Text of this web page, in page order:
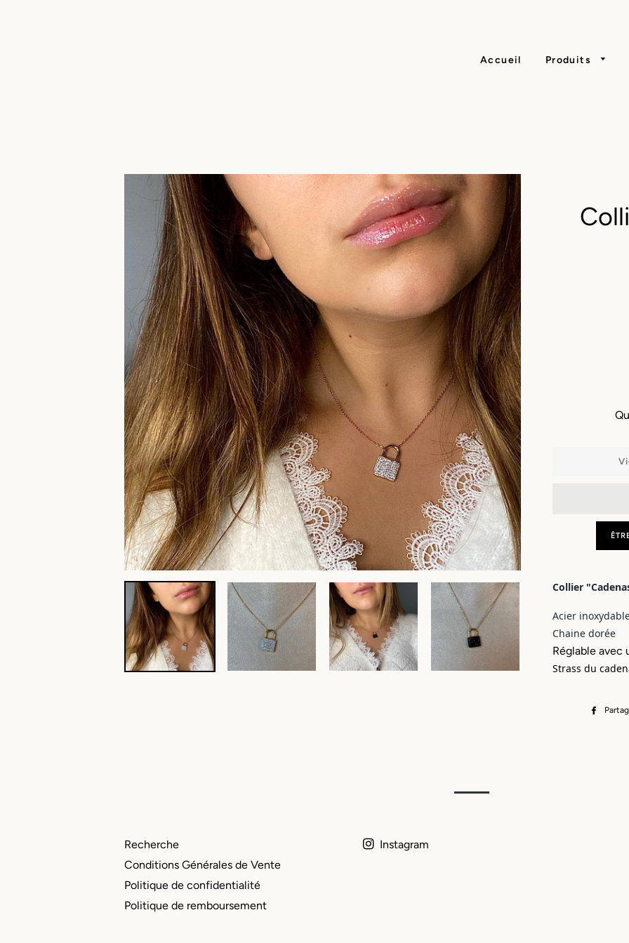
Accueil Produits
Collier
Acier
Chaine dorée
Réglable avec
Strass du
Recherche
Conditions Générales de Vente
Politique de confidentialité
Politique de remboursement
Instagram